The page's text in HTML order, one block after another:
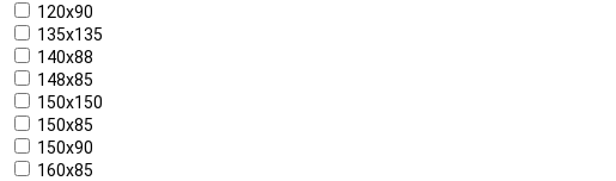
120x90
135x135
140x88
148x85
150x150
150x85
150x90
160х85